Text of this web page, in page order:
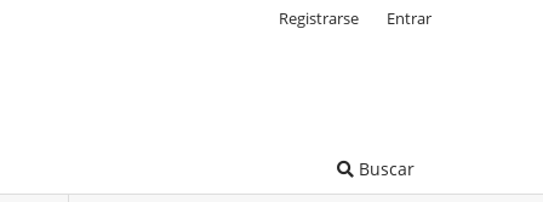
Buscar
Registrarse Entrar